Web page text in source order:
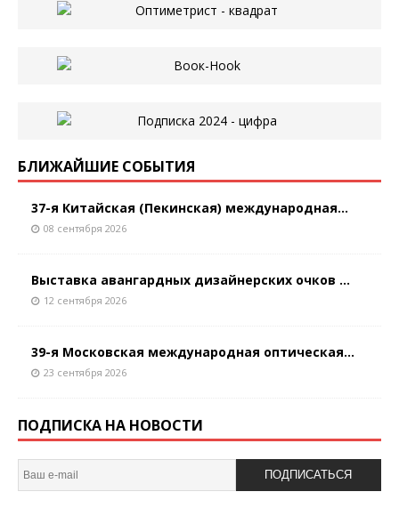
БЛИЖАЙШИЕ СОБЫТИЯ
37-я Китайская (Пекинская) международная...
08 сентября 2026
Выставка авангардных дизайнерских очков ...
12 сентября 2026
39-я Московская международная оптическая...
23 сентября 2026
ПОДПИСКА НА НОВОСТИ
ПОДПИСАТЬСЯ